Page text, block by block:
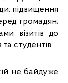
підвищення
громадян;
візитів до
студентів.
не байдуже